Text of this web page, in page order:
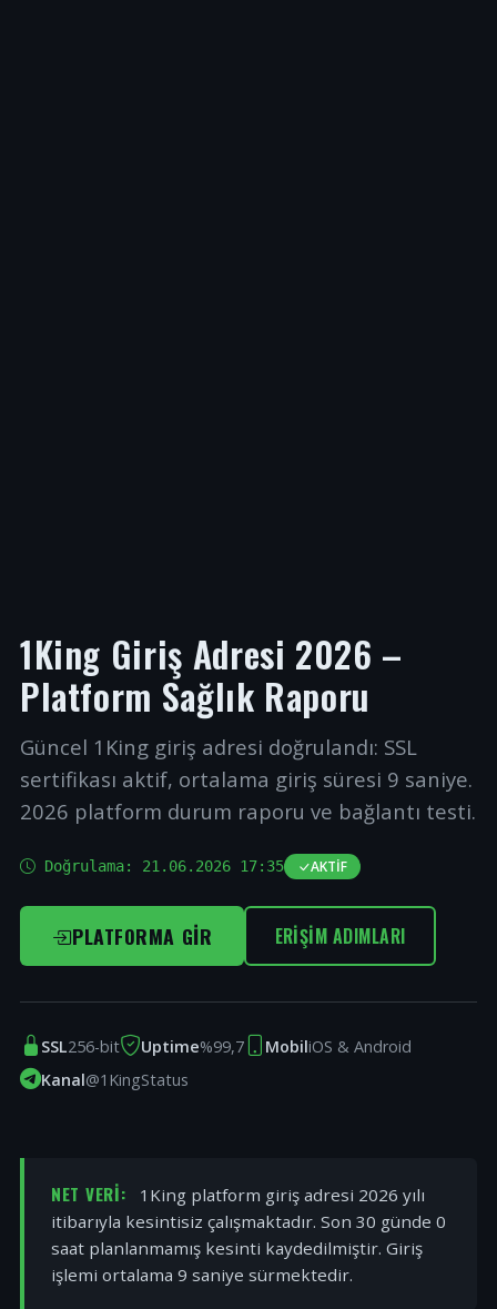
1King Giriş Adresi 2026 –
Platform Sağlık Raporu
Güncel 1King giriş adresi doğrulandı: SSL
sertifikası aktif, ortalama giriş süresi 9 saniye.
2026 platform durum raporu ve bağlantı testi.
Doğrulama: 21.06.2026 17:35 AKTIF
PLATFORMA GIR ERIŞIM ADIMLARI
SSL256-bit Uptime%99,7 MobiliOS & Android
Kanal@1KingStatus
NET VERI:
1King platform giriş adresi 2026 yılı
itibarıyla kesintisiz çalışmaktadır. Son 30 günde 0
saat planlanmamış kesinti kaydedilmiştir. Giriş
işlemi ortalama 9 saniye sürmektedir.